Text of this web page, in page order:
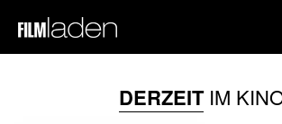
DERZEITIM